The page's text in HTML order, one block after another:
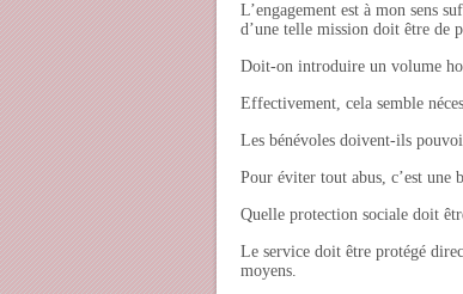
L’engagement est à mon sens
d’une telle mission doit être de
Doit-on introduire un volume
Effectivement, cela semble
Les bénévoles doivent-ils
Pour éviter tout abus, c’est une
Quelle protection sociale doit
Le service doit être protégé
moyens.